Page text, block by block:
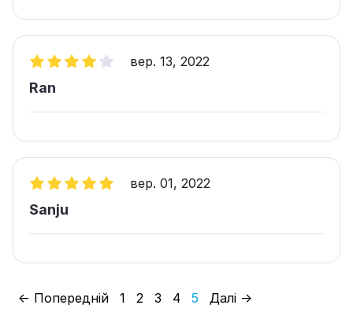
вер. 13, 2022
Ran
вер. 01, 2022
Sanju
← Попередній 1 2 3 4 5 Далі →